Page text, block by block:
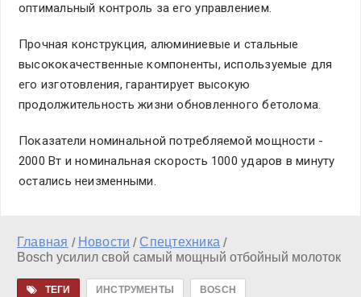
оптимальный контроль за его управлением.
Прочная конструкция, алюминиевые и стальные
высококачественные компоненты, используемые для
его изготовления, гарантирует высокую
продолжительность жизни обновленного бетолома.
Показатели номинальной потребляемой мощности -
2000 Вт и номинальная скорость 1000 ударов в минуту
остались неизменными.
Главная / Новости / Спецтехника /
Bosch усилил свой самый мощный отбойный молоток
ТЕГИ ИНСТРУМЕНТЫ BOSCH